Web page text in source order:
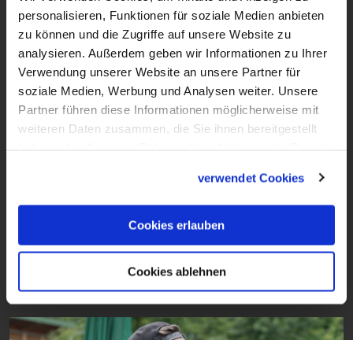
personalisieren, Funktionen für soziale Medien anbieten
zu können und die Zugriffe auf unsere Website zu
analysieren. Außerdem geben wir Informationen zu Ihrer
Verwendung unserer Website an unsere Partner für
soziale Medien, Werbung und Analysen weiter. Unsere
Partner führen diese Informationen möglicherweise mit
weiteren Daten zusammen, die Sie ihnen bereitgestellt
verwendet Cookies
Cookies erlauben
Cookies ablehnen
So gesehen - Talk am Sonntag mit
Marina Mantay
Beitrag vom 28.09.2025